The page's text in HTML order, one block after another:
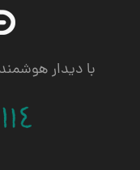
با دیدار